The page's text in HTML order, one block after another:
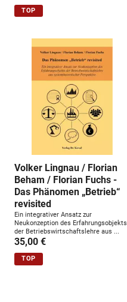
TOP
Volker Lingnau / Florian
Beham / Florian Fuchs -
Das Phänomen „Betrieb“
revisited
Ein integrativer Ansatz zur
Neukonzeption des Erfahrungsobjekts
der Betriebswirtschaftslehre aus ...
35,00 €
TOP